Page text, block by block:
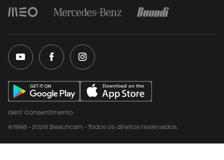
Gerir Consentimento
©1998 - 2026 Beachcam - Todos os direitos reservados.